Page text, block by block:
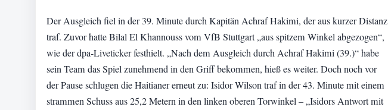
Der Ausgleich fiel in der 39. Minute durch Kapitän Achraf Hakimi, der aus kurzer Distanz
traf. Zuvor hatte Bilal El Khannouss vom VfB Stuttgart „aus spitzem Winkel abgezogen“,
wie der dpa-Liveticker festhielt. „Nach dem Ausgleich durch Achraf Hakimi (39.)“ habe
sein Team das Spiel zunehmend in den Griff bekommen, hieß es weiter. Doch noch vor
der Pause schlugen die Haitianer erneut zu: Isidor Wilson traf in der 43. Minute mit einem
strammen Schuss aus 25,2 Metern in den linken oberen Torwinkel – „Isidors Antwort mit